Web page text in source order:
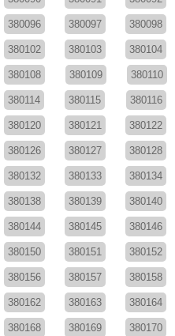
380096 380097 380098
380102 380103 380104
380108 380109 380110
380114 380115 380116
380120 380121 380122
380126 380127 380128
380132 380133 380134
380138 380139 380140
380144 380145 380146
380150 380151 380152
380156 380157 380158
380162 380163 380164
380168 380169 380170